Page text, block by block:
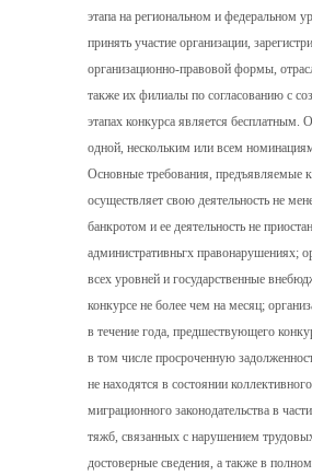
этапа на региональном и федеральном
принять участие организации,
организационно-правовой формы,
также их филиалы по согласованию с
этапах конкурса является бесплатным.
одной, нескольким или всем
Основные требования, предъявляемые
осуществляет свою деятельность не
банкротом и ее деятельность не
административньгх правонарушениях;
всех уровней и государственные
конкурсе не более чем на месяц;
в течение года, предшествующего
в том числе просроченную
не находятся в состоянии
миграционного законодательства в
тяжб, связанных с нарушением
достоверные сведения, а также в